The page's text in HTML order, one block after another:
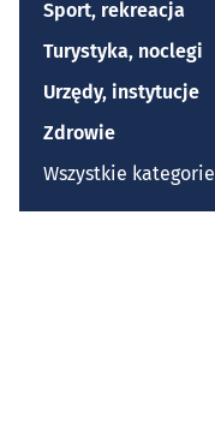
Sport, rekreacja
Turystyka, noclegi
Urzędy, instytucje
Zdrowie
Wszystkie kategorie